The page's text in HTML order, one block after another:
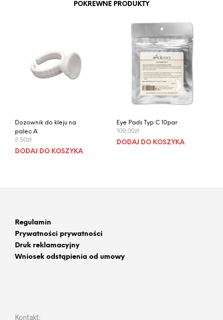
POKREWNE PRODUKTY
Dozownik do kleju na
palec A
2.50zł
DODAJ DO KOSZYKA
Eye Pads Typ C 10par
109.00zł
DODAJ DO KOSZYKA
Regulamin
Prywatności prywatności
Druk reklamacyjny
Wniosek odstąpienia od umowy
Kontakt: